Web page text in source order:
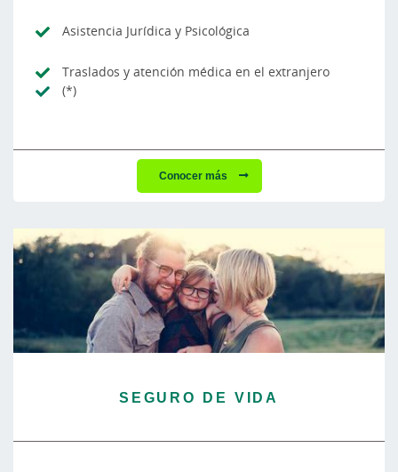
Asistencia Jurídica y Psicológica
Traslados y atención médica en el extranjero
(*)
Conocer más
SEGURO DE VIDA